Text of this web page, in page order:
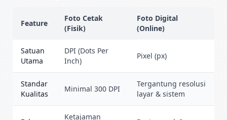
Feature
Foto Cetak
(Fisik)
Foto Digital
(Online)
Satuan
Utama
DPI (Dots Per
Inch)
Pixel (px)
Standar
Kualitas
Minimal 300 DPI
Tergantung resolusi
layar & sistem
Ketajaman